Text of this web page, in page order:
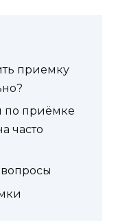
приемку
по приёмке
часто